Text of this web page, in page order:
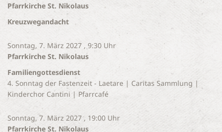
Pfarrkirche St. Nikolaus
Kreuzwegandacht
Sonntag, 7. März 2027 , 9:30 Uhr
Pfarrkirche St. Nikolaus
Familiengottesdienst
4. Sonntag der Fastenzeit - Laetare | Caritas Sammlung |
Kinderchor Cantini | Pfarrcafé
Sonntag, 7. März 2027 , 19:00 Uhr
Pfarrkirche St. Nikolaus